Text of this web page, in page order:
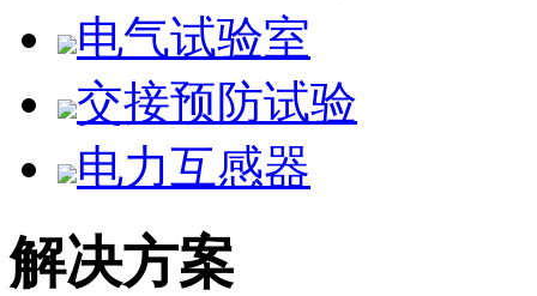
电气试验室
交接预防试验
电力互感器
解决方案